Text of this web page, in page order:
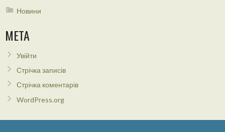
Новини
МЕТА
Увійти
Стрічка записів
Стрічка коментарів
WordPress.org